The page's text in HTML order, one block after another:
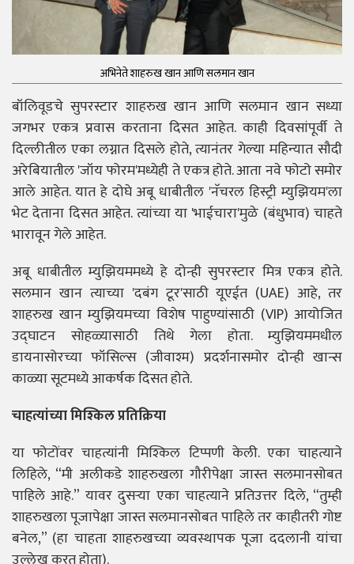
अभिनेते शाहरुख खान आणि सलमान खान
बॉलिवूडचे सुपरस्टार शाहरुख खान आणि सलमान खान सध्या
जगभर एकत्र प्रवास करताना दिसत आहेत. काही दिवसांपूर्वी ते
दिल्लीतील एका लग्नात दिसले होते, त्यानंतर गेल्या महिन्यात सौदी
अरेबियातील 'जॉय फोरम'मध्येही ते एकत्र होते. आता नवे फोटो समोर
आले आहेत. यात हे दोघे अबू धाबीतील 'नॅचरल हिस्ट्री म्युझियम'ला
भेट देताना दिसत आहेत. त्यांच्या या 'भाईचारा'मुळे (बंधुभाव) चाहते
भारावून गेले आहेत.
अबू धाबीतील म्युझियममध्ये हे दोन्ही सुपरस्टार मित्र एकत्र होते.
सलमान खान त्याच्या 'दबंग टूर'साठी यूएईत (UAE) आहे, तर
शाहरुख खान म्युझियमच्या विशेष पाहुण्यांसाठी (VIP) आयोजित
उद्घाटन सोहळ्यासाठी तिथे गेला होता. म्युझियममधील
डायनासोरच्या फॉसिल्स (जीवाश्म) प्रदर्शनासमोर दोन्ही खान्स
काळ्या सूटमध्ये आकर्षक दिसत होते.
चाहत्यांच्या मिश्किल प्रतिक्रिया
या फोटोंवर चाहत्यांनी मिश्किल टिप्पणी केली. एका चाहत्याने
लिहिले, “मी अलीकडे शाहरुखला गौरीपेक्षा जास्त सलमानसोबत
पाहिले आहे.” यावर दुसऱ्या एका चाहत्याने प्रतिउत्तर दिले, “तुम्ही
शाहरुखला पूजापेक्षा जास्त सलमानसोबत पाहिले तर काहीतरी गोष्ट
बनेल,” (हा चाहता शाहरुखच्या व्यवस्थापक पूजा ददलानी यांचा